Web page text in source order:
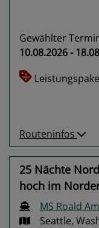
Gewählter
10.08.2026 -
Routeninfos
25 Nächte
hoch im
MS Roald
Seattle,